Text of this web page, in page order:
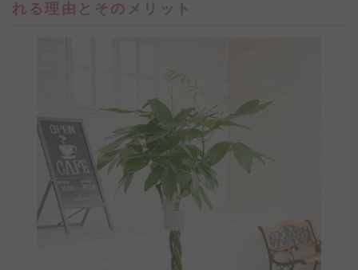
れる理由とそのメリット